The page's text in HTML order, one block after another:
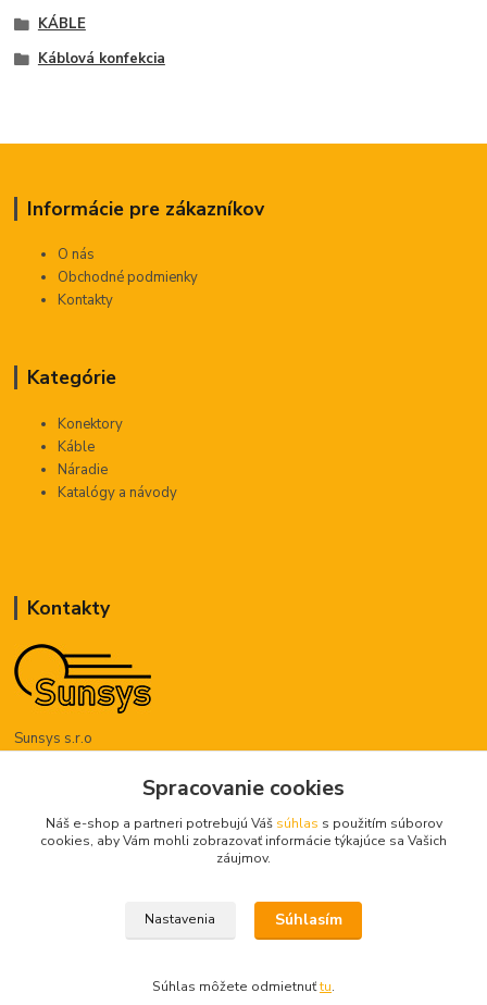
KÁBLE
Káblová konfekcia
Informácie pre zákazníkov
O nás
Obchodné podmienky
Kontakty
Kategórie
Konektory
Káble
Náradie
Katalógy a návody
Kontakty
Sunsys s.r.o
+421 948 885 459
(Po-Pia, 8-16 hod.)
Copyright @ 2023 Sunsys Všetky práva vyhradené.
Spracovanie cookies
Náš e-shop a partneri potrebujú Váš súhlas s použitím súborov
cookies, aby Vám mohli zobrazovať informácie týkajúce sa Vašich
záujmov.
Nastavenia Súhlasím
Súhlas môžete odmietnuťtu.